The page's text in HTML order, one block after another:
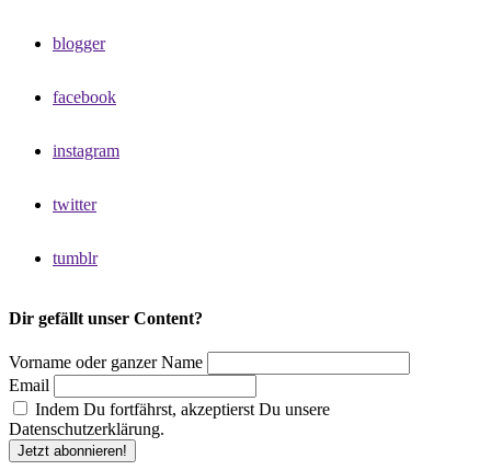
blogger
facebook
instagram
twitter
tumblr
Dir gefällt unser Content?
Vorname oder ganzer Name
Email
Indem Du fortfährst, akzeptierst Du unsere
Datenschutzerklärung.